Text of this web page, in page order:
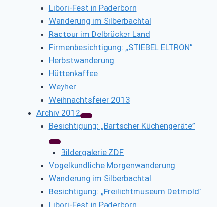
Libori-Fest in Paderborn
Wanderung im Silberbachtal
Radtour im Delbrücker Land
Firmenbesichtigung: „STIEBEL ELTRON”
Herbstwanderung
Hüttenkaffee
Weyher
Weihnachtsfeier 2013
Archiv 2012
Besichtigung: „Bartscher Küchengeräte”
Bildergalerie ZDF
Vogelkundliche Morgenwanderung
Wanderung im Silberbachtal
Besichtigung: „Freilichtmuseum Detmold”
Libori-Fest in Paderborn